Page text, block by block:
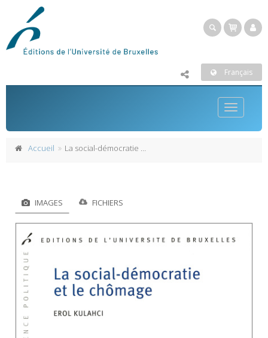
Français
Toggle
Accueil La social-démocratie et le chômage
IMAGES FICHIERS